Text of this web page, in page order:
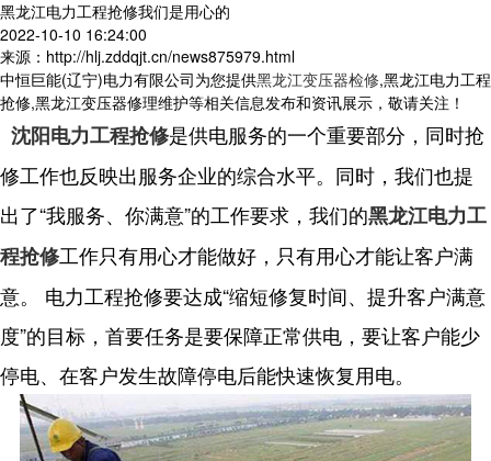
黑龙江电力工程抢修我们是用心的
2022-10-10 16:24:00
来源：http://hlj.zddqjt.cn/news875979.html
中恒巨能(辽宁)电力有限公司为您提供黑龙江变压器检修,黑龙江电力工程
抢修,黑龙江变压器修理维护等相关信息发布和资讯展示，敬请关注！
沈阳电力工程抢修是供电服务的一个重要部分，同时抢
修工作也反映出服务企业的综合水平。同时，我们也提
出了“我服务、你满意”的工作要求，我们的黑龙江电力工
程抢修工作只有用心才能做好，只有用心才能让客户满
意。 电力工程抢修要达成“缩短修复时间、提升客户满意
度”的目标，首要任务是要保障正常供电，要让客户能少
停电、在客户发生故障停电后能快速恢复用电。